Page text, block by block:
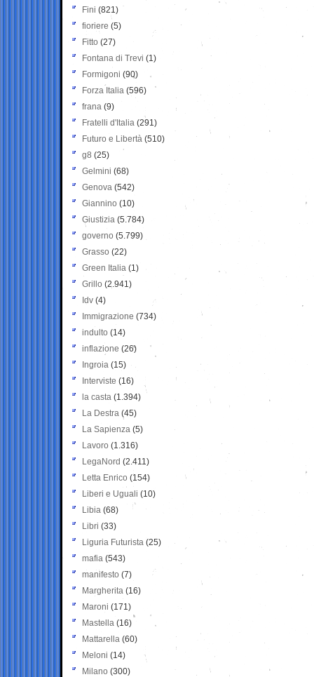
Fini (821)
fioriere (5)
Fitto (27)
Fontana di Trevi (1)
Formigoni (90)
Forza Italia (596)
frana (9)
Fratelli d'Italia (291)
Futuro e Libertà (510)
g8 (25)
Gelmini (68)
Genova (542)
Giannino (10)
Giustizia (5.784)
governo (5.799)
Grasso (22)
Green Italia (1)
Grillo (2.941)
Idv (4)
Immigrazione (734)
indulto (14)
inflazione (26)
Ingroia (15)
Interviste (16)
la casta (1.394)
La Destra (45)
La Sapienza (5)
Lavoro (1.316)
LegaNord (2.411)
Letta Enrico (154)
Liberi e Uguali (10)
Libia (68)
Libri (33)
Liguria Futurista (25)
mafia (543)
manifesto (7)
Margherita (16)
Maroni (171)
Mastella (16)
Mattarella (60)
Meloni (14)
Milano (300)